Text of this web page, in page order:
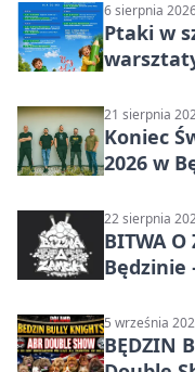
6 sierpnia
Ptaki w
21 sierpnia
Koniec
2026 w
22 sierpnia
BITWA O
Będzinie
5 września
BĘDZIN